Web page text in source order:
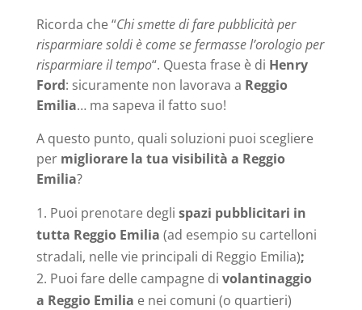
Ricorda che “Chi smette di fare pubblicità per
risparmiare soldi è come se fermasse l’orologio per
risparmiare il tempo“. Questa frase è di Henry
Ford: sicuramente non lavorava a Reggio
Emilia… ma sapeva il fatto suo!
A questo punto, quali soluzioni puoi scegliere
per migliorare la tua visibilità a Reggio
Emilia?
Puoi prenotare degli spazi pubblicitari in
tutta Reggio Emilia (ad esempio su cartelloni
stradali, nelle vie principali di Reggio Emilia);
Puoi fare delle campagne di volantinaggio
a Reggio Emilia e nei comuni (o quartieri)